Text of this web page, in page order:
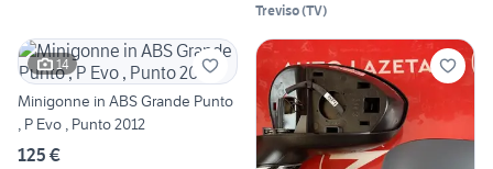
Treviso(TV)
14
Minigonne in ABS Grande Punto
, P Evo , Punto 2012
125 €